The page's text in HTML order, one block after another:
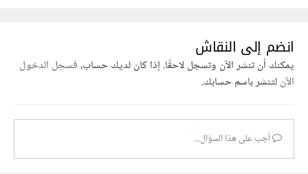
انضم إلى النقاش
يمكنك أن تنشر الآن وتسجل لاحقًا. إذا كان لديك حساب،فسجل الدخول
الآنلتنشر باسم حسابك.
أجب على هذا السؤال...